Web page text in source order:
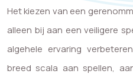
Het kiezen van een
alleen bij aan een veiligere
algehele ervaring
breed scala aan spellen,